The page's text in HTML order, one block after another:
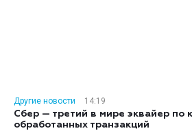
Другие новости
14:19
Сбер — третий в мире эквайер по
обработанных транзакций